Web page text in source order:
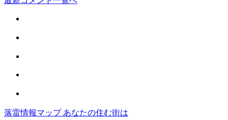
落雷情報マップ あなたの住む街は